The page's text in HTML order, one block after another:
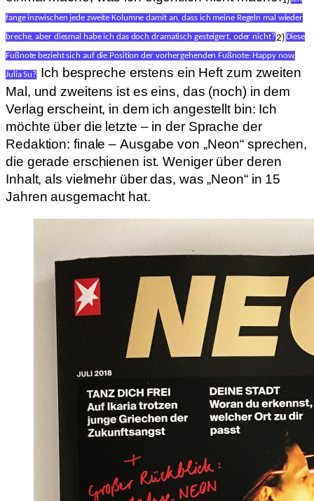
fange inzwischen jede zweite Kolumne damit an, dass ich meine Regeln mal wieder
breche, aber diesmal habe ich das doch dramatisch gesteigert, oder nicht?2) Diese
Fußnote bezieht sich auf die Position der vorhergehenden Fußnote: Happy now,
Julia Su? Ich bespreche erstens ein Heft zum zweiten
Mal, und zweitens ist es eins, das (noch) in dem
Verlag erscheint, in dem ich angestellt bin: Ich
möchte über die letzte – in der Sprache der
Redaktion: finale – Ausgabe von „Neon“ sprechen,
die gerade erschienen ist. Weniger über deren
Inhalt, als vielmehr über das, was „Neon“ in 15
Jahren ausgemacht hat.